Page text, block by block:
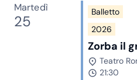
Martedì
25
Balletto
2026
Zorba il
Teatro
21:30